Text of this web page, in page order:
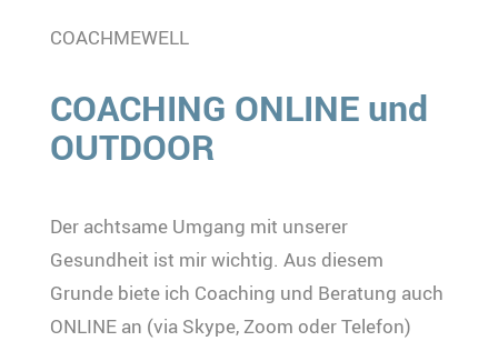
COACHMEWELL
COACHING ONLINE und
OUTDOOR
Der achtsame Umgang mit unserer
Gesundheit ist mir wichtig. Aus diesem
Grunde biete ich Coaching und Beratung auch
ONLINE an (via Skype, Zoom oder Telefon)